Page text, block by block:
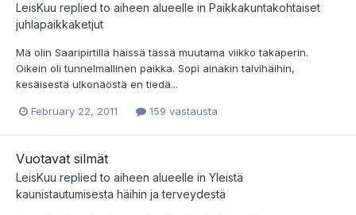
LeisKuu replied to aiheen alueelle in Paikkakuntakohtaiset
juhlapaikkaketjut
Mä olin Saaripirtillä häissä tässä muutama viikko takaperin.
Oikein oli tunnelmallinen paikka. Sopi ainakin talvihäihin,
kesäisestä ulkonäöstä en tiedä...
February 22, 2011 159 vastausta
Vuotavat silmät
LeisKuu replied to aiheen alueelle in Yleistä
kaunistautumisesta häihin ja terveydestä